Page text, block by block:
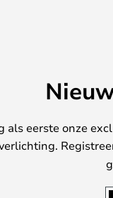
als eerste onze